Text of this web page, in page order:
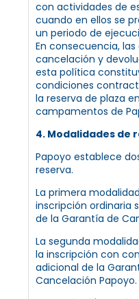
con actividades de
cuando en ellos se
un periodo de
En consecuencia,
cancelación y
esta política
condiciones
la reserva de plaza
campamentos de
4. Modalidades de
Papoyo establece
reserva.
La primera
inscripción ordinaria
de la Garantía de
La segunda
la inscripción con
adicional de la
Cancelación Papoyo.